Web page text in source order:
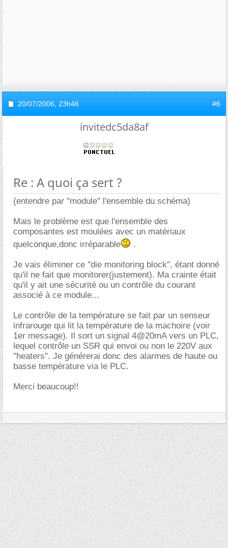
20/07/2006, 23h46 #6
invitedc5da8af
Re : A quoi ça sert ?
(entendre par ''module'' l'ensemble du schéma)
Mais le problème est que l'ensemble des
composantes est moulées avec un matériaux
quelconque,donc irréparable
.
Je vais éliminer ce ''die monitoring block'', étant donné
qu'il ne fait que monitorer(justement). Ma crainte était
qu'il y ait une sécurité ou un contrôle du courant
associé à ce module...
Le contrôle de la température se fait par un senseur
infrarouge qui lit la température de la machoire (voir
1er message). Il sort un signal 4@20mA vers un PLC,
lequel contrôle un SSR qui envoi ou non le 220V aux
''heaters''. Je générerai donc des alarmes de haute ou
basse température via le PLC.
Merci beaucoup!!